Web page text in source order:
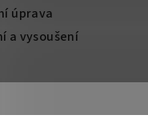
úprava
a vysoušení